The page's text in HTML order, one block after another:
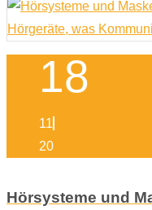
18
11
20
Hörsysteme und